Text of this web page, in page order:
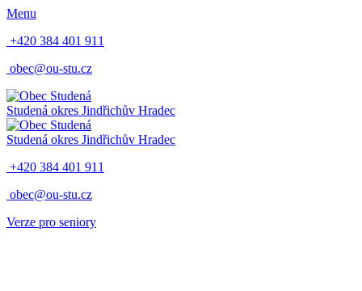
Menu
+420 384 401 911
obec@ou-stu.cz
Studená okres Jindřichův Hradec
Studená okres Jindřichův Hradec
+420 384 401 911
obec@ou-stu.cz
Verze pro seniory